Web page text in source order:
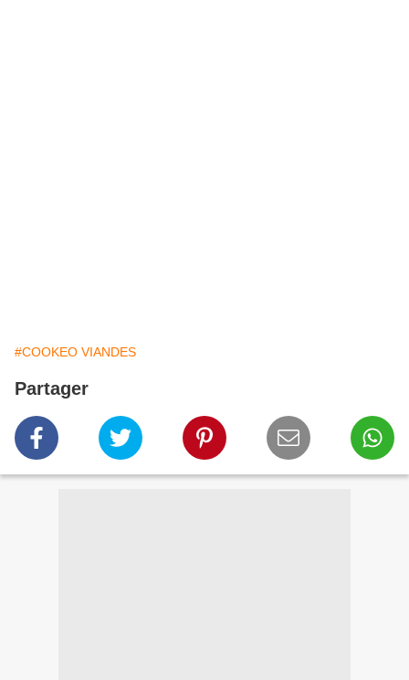
#COOKEO VIANDES
Partager